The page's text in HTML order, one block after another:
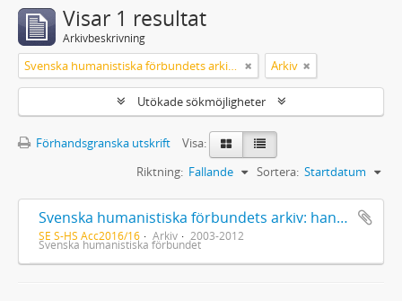
Visar 1 resultat
Arkivbeskrivning
Svenska humanistiska förbundets arkiv: handlingar 2003-2012 Arkiv
Utökade sökmöjligheter
Förhandsgranska utskrift
Visa:
Sortera: Startdatum
Riktning: Fallande
Svenska humanistiska förbundets arkiv: handlingar 2003-2012
SE S-HS Acc2016/16 Arkiv 2003-2012
Svenska humanistiska förbundet